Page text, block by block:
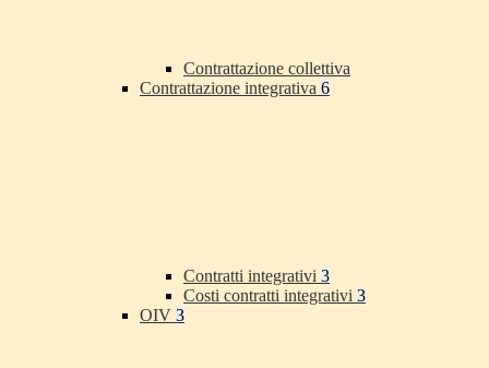
Contrattazione collettiva
Contrattazione integrativa 6
Contratti integrativi 3
Costi contratti integrativi 3
OIV 3